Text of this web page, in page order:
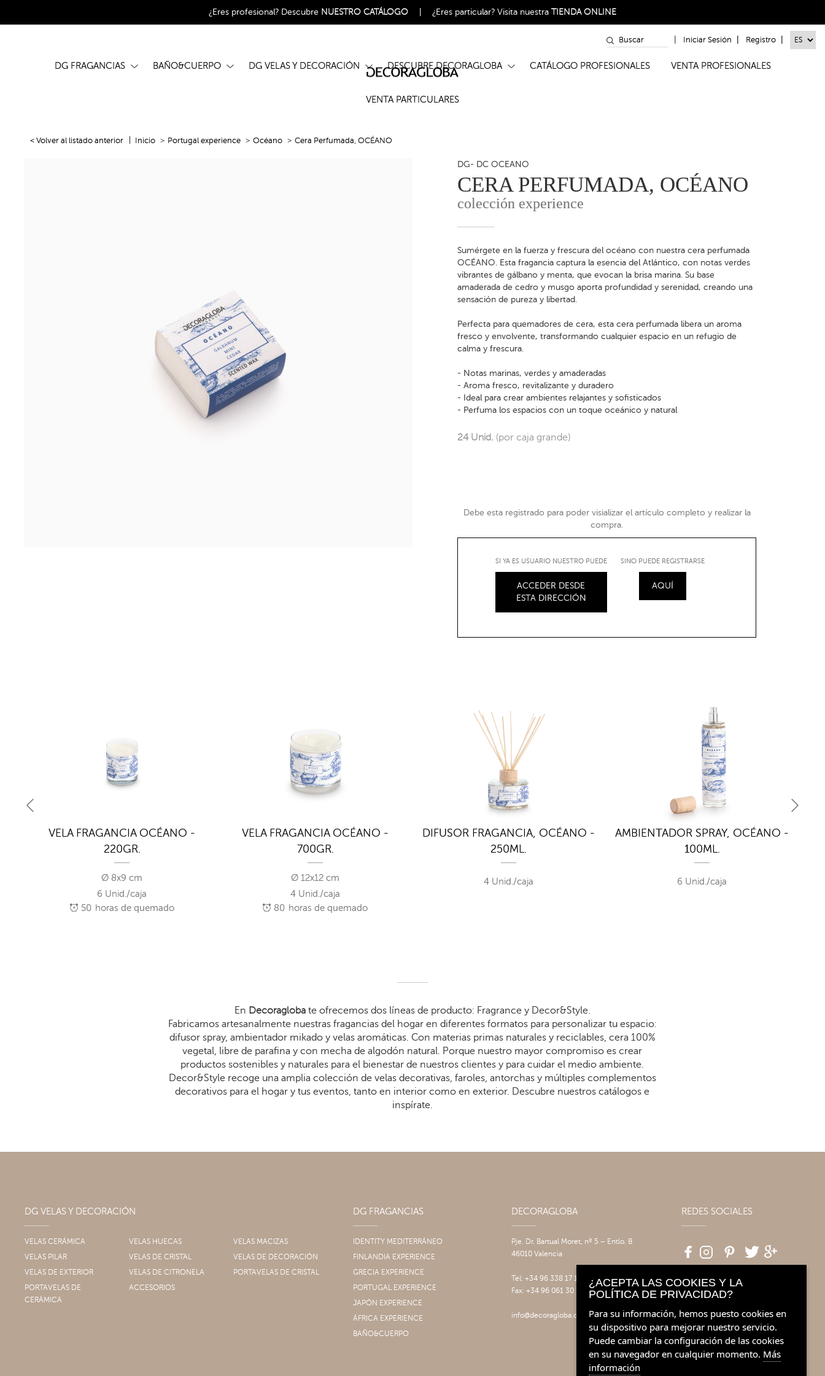
¿Eres profesional? Descubre NUESTRO CATÁLOGO ¿Eres particular?Visita nuestraTIENDA ONLINE
Iniciar Sesión Registro
DG FRAGANCIAS BAÑO&CUERPO DG VELAS Y DECORACIÓN DESCUBRE DECORAGLOBA CATÁLOGO PROFESIONALES VENTA PROFESIONALES
VENTA PARTICULARES
< Volver al listado anterior Inicio Portugal experience Océano Cera Perfumada, OCÉANO
DG- DC OCEANO
CERA PERFUMADA, OCÉANO
colección experience
Sumérgete en la fuerza y frescura del océano con nuestra cera perfumada
OCÉANO. Esta fragancia captura la esencia del Atlántico, con notas verdes
vibrantes de gálbano y menta, que evocan la brisa marina. Su base
amaderada de cedro y musgo aporta profundidad y serenidad, creando una
sensación de pureza y libertad.
Perfecta para quemadores de cera, esta cera perfumada libera un aroma
fresco y envolvente, transformando cualquier espacio en un refugio de
calma y frescura.
- Notas marinas, verdes y amaderadas
- Aroma fresco, revitalizante y duradero
- Ideal para crear ambientes relajantes y sofisticados
- Perfuma los espacios con un toque oceánico y natural
24 Unid. (por caja grande)
Debe esta registrado para poder visializar el artículo completo y realizar la
compra.
SI YA ES USUARIO NUESTRO PUEDE
ACCEDER DESDE
ESTA DIRECCIÓN
SINO PUEDE REGISTRARSE
AQUÍ
VELA FRAGANCIA OCÉANO -
220GR.
Ø 8x9 cm
6 Unid./caja
50 horas de quemado
VELA FRAGANCIA OCÉANO -
700GR.
Ø 12x12 cm
4 Unid./caja
80 horas de quemado
DIFUSOR FRAGANCIA, OCÉANO -
250ML.
4 Unid./caja
AMBIENTADOR SPRAY, OCÉANO -
100ML.
6 Unid./caja
En Decoraglobate ofrecemos dos líneas de producto: Fragrance y Decor&Style.
Fabricamos artesanalmente nuestras fragancias del hogar en diferentes formatos para personalizar tu espacio:
difusor spray, ambientador mikado y velas aromáticas. Con materias primas naturales y reciclables, cera 100%
vegetal, libre de parafina y con mecha de algodón natural. Porque nuestro mayor compromiso es crear
productos sostenibles y naturales para el bienestar de nuestros clientes y para cuidar el medio ambiente.
Decor&Style recoge una amplia colección de velas decorativas, faroles, antorchas y múltiples complementos
decorativos para el hogar y tus eventos, tanto en interior como en exterior. Descubre nuestros catálogos e
inspírate.
DG VELAS Y DECORACIÓN
VELAS CERÁMICA VELAS HUECAS
VELAS MACIZAS
VELAS PILAR
VELAS DE CRISTAL
VELAS DE DECORACIÓN
VELAS DE EXTERIOR
VELAS DE CITRONELA
PORTAVELAS DE CRISTAL
PORTAVELAS DE
CERÁMICA
ACCESORIOS
DG FRAGANCIAS
IDENTITY MEDITERRÁNEO
FINLANDIA EXPERIENCE
GRECIA EXPERIENCE
PORTUGAL EXPERIENCE
JAPÓN EXPERIENCE
ÁFRICA EXPERIENCE
BAÑO&CUERPO
DECORAGLOBA
Pje. Dr. Bartual Moret, nº 5 – Entlo. B
46010 Valencia
Tel: +34 96 338 17 17
Fax: +34 96 061 30 14
info@decoragloba.com
REDES SOCIALES
¿ACEPTA LAS COOKIES Y LA
POLÍTICA DE PRIVACIDAD?
Para su información, hemos puesto cookies en
su dispositivo para mejorar nuestro servicio.
Puede cambiar la configuración de las cookies
en su navegador en cualquier momento. Más
información